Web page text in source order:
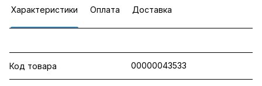
Характеристики Оплата Доставка
Код товара 00000043533